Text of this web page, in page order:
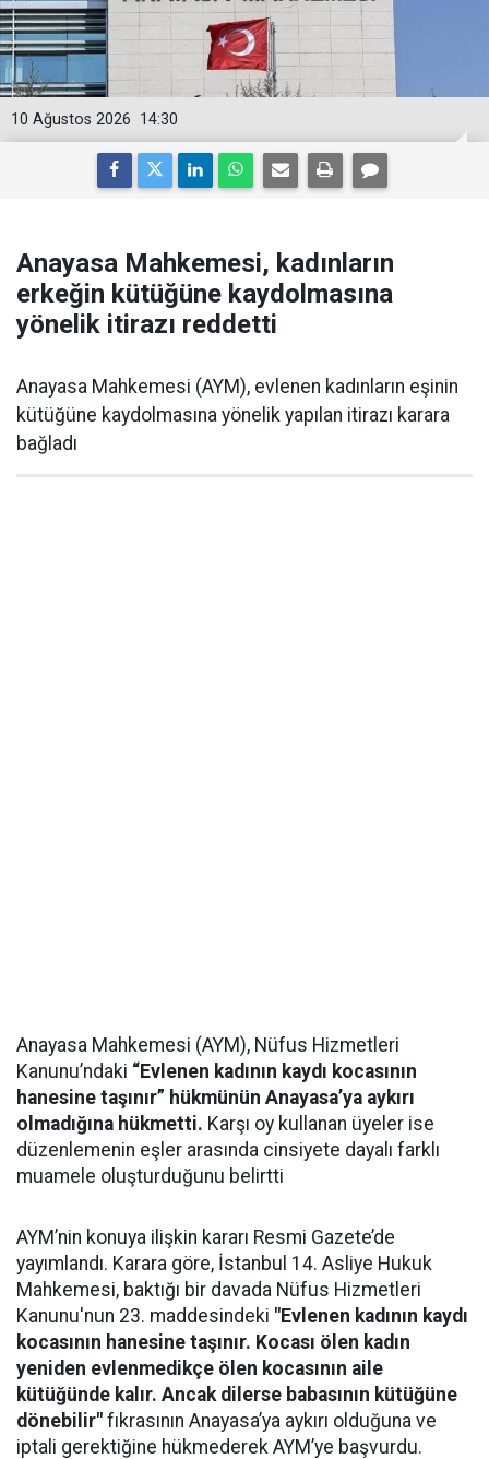
14:30
10 Ağustos 2026
Anayasa Mahkemesi, kadınların
erkeğin kütüğüne kaydolmasına
yönelik itirazı reddetti
Anayasa Mahkemesi (AYM), evlenen kadınların eşinin
kütüğüne kaydolmasına yönelik yapılan itirazı karara
bağladı
Anayasa Mahkemesi (AYM), Nüfus Hizmetleri
Kanunu’ndaki “Evlenen kadının kaydı kocasının
hanesine taşınır” hükmünün Anayasa’ya aykırı
olmadığına hükmetti. Karşı oy kullanan üyeler ise
düzenlemenin eşler arasında cinsiyete dayalı farklı
muamele oluşturduğunu belirtti
AYM’nin konuya ilişkin kararı Resmi Gazete’de
yayımlandı. Karara göre, İstanbul 14. Asliye Hukuk
Mahkemesi, baktığı bir davada Nüfus Hizmetleri
Kanunu'nun 23. maddesindeki "Evlenen kadının kaydı
kocasının hanesine taşınır. Kocası ölen kadın
yeniden evlenmedikçe ölen kocasının aile
kütüğünde kalır. Ancak dilerse babasının kütüğüne
dönebilir" fıkrasının Anayasa’ya aykırı olduğuna ve
iptali gerektiğine hükmederek AYM’ye başvurdu.